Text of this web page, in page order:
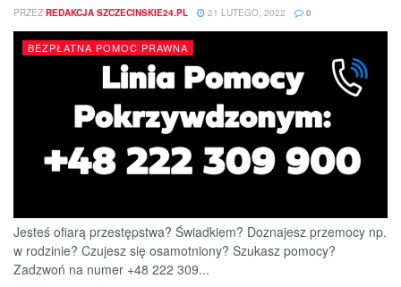
PRZEZ REDAKCJA SZCZECINSKIE24.PL 21 LUTEGO, 2022 0
BEZPŁATNA POMOC PRAWNA
Jesteś ofiarą przestępstwa? Świadkiem? Doznajesz przemocy np.
w rodzinie? Czujesz się osamotniony? Szukasz pomocy?
Zadzwoń na numer +48 222 309...